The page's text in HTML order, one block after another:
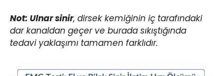
Not: Ulnar sinir, dirsek kemiğinin iç tarafındaki
dar kanaldan geçer ve burada sıkıştığında
tedavi yaklaşımı tamamen farklıdır.